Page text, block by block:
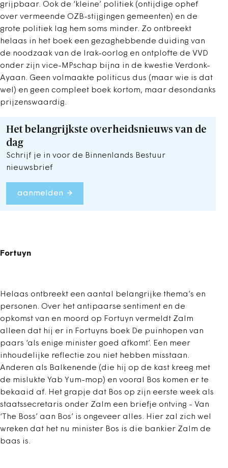
grijpbaar. Ook de ‘kleine’ politiek (ontijdige ophef
over vermeende OZB-stijgingen gemeenten) en de
grote politiek lag hem soms minder. Zo ontbreekt
helaas in het boek een gezaghebbende duiding van
de noodzaak van de Irak-oorlog en ontplofte de VVD
onder zijn vice-MPschap bijna in de kwestie Verdonk-
Ayaan. Geen volmaakte politicus dus (maar wie is dat
wel) en geen compleet boek kortom, maar desondanks
prijzenswaardig.
Het belangrijkste overheidsnieuws van de
dag
Schrijf je in voor de Binnenlands Bestuur
nieuwsbrief
aanmelden
Fortuyn
Helaas ontbreekt een aantal belangrijke thema’s en
personen. Over het antipaarse sentiment en de
opkomst van en moord op Fortuyn vermeldt Zalm
alleen dat hij er in Fortuyns boek De puinhopen van
paars ‘als enige minister goed afkomt’. Een meer
inhoudelijke reflectie zou niet hebben misstaan.
Anderen als Balkenende (die hij op de kast kreeg met
de mislukte Yab Yum-mop) en vooral Bos komen er te
bekaaid af. Het grapje dat Bos op zijn eerste week als
staatssecretaris onder Zalm een briefje ontving - Van
‘The Boss’ aan Bos’ is ongeveer alles. Hier zal zich wel
wreken dat het nu minister Bos is die bankier Zalm de
baas is.